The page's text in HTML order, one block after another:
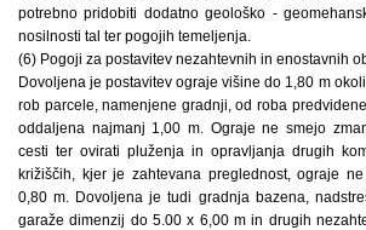
potrebno pridobiti dodatno geološko -
nosilnosti tal ter pogojih temeljenja.
(6) Pogoji za postavitev nezahtevnih in enostavnih
Dovoljena je postavitev ograje višine do 1,80 m
rob parcele, namenjene gradnji, od roba
oddaljena najmanj 1,00 m. Ograje ne smejo
cesti ter ovirati pluženja in opravljanja drugih
križiščih, kjer je zahtevana preglednost, ograje
0,80 m. Dovoljena je tudi gradnja bazena,
garaže dimenzij do 5.00 x 6,00 m in drugih